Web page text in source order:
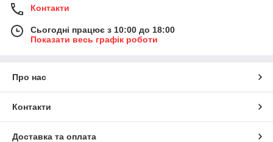
Контакти
Сьогодні працює з 10:00 до 18:00
Показати весь графік роботи
Про нас
Контакти
Доставка та оплата